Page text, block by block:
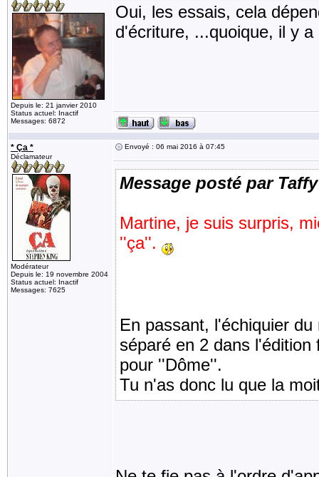
Depuis le: 21 janvier 2010
Status actuel: Inactif
Messages: 6872
Oui, les essais, cela
d'écriture, ...quoique, il y
* Ça *
Déclamateur
Modérateur
Depuis le: 19 novembre 2004
Status actuel: Inactif
Messages: 7625
Envoyé : 06 mai 2016 à 07:45
Message posté par Taffy
Martine, je suis surpris,
''ça''.
En passant, l'échiquier
séparé en 2 dans
pour ''Dôme''.
Tu n'as donc lu que la